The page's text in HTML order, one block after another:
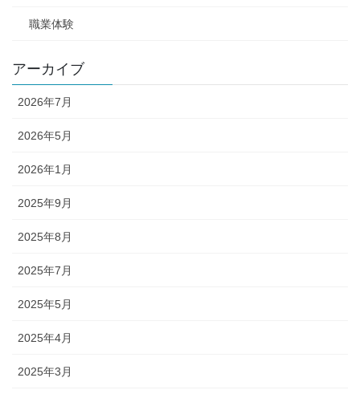
職業体験
アーカイブ
2026年7月
2026年5月
2026年1月
2025年9月
2025年8月
2025年7月
2025年5月
2025年4月
2025年3月